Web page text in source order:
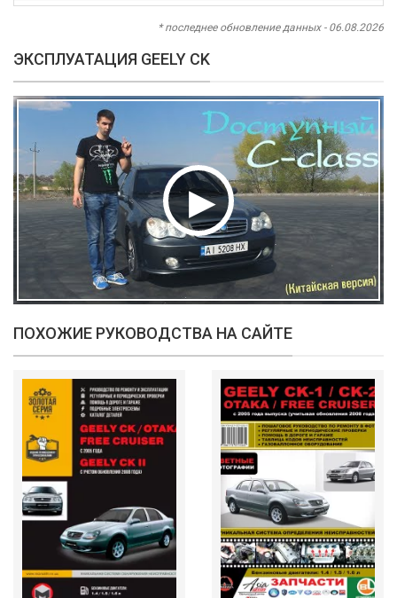
* последнее обновление данных - 06.08.2026
ЭКСПЛУАТАЦИЯ GEELY CK
ПОХОЖИЕ РУКОВОДСТВА НА САЙТЕ